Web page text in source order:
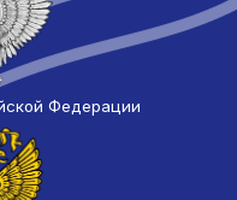
Федерации